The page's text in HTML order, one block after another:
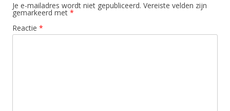
Je e-mailadres wordt niet gepubliceerd. Vereiste velden zijn
gemarkeerd met *
Reactie *